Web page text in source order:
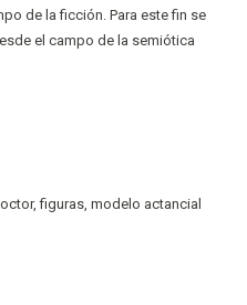
figuras modelo actancial
de la ficción. Para este fin se
el campo de la semiótica